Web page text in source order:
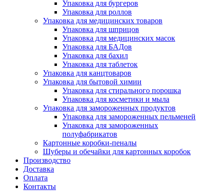
Упаковка для бургеров
Упаковка для роллов
Упаковка для медицинских товаров
Упаковка для шприцов
Упаковка для медицинских масок
Упаковка для БАДов
Упаковка для бахил
Упаковка для таблеток
Упаковка для канцтоваров
Упаковка для бытовой химии
Упаковка для стирального порошка
Упаковка для косметики и мыла
Упаковка для замороженных продуктов
Упаковка для замороженных пельменей
Упаковка для замороженных
полуфабрикатов
Картонные коробки-пеналы
Шуберы и обечайки для картонных коробок
Производство
Доставка
Оплата
Контакты